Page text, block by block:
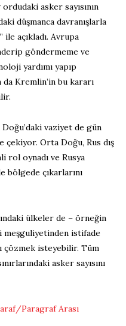
asker sayısının
düşmanca davranışlarla
ile açıkladı. Avrupa
göndermeme ve
yardımı yapıp
da Kremlin’in bu kararı
vaziyet de gün
çekiyor. Orta Doğu, Rus dış
rol oynadı ve Rusya
çıkarlarını
ülkeler de – örneğin
meşguliyetinden istifade
çözmek isteyebilir. Tüm
asker sayısını